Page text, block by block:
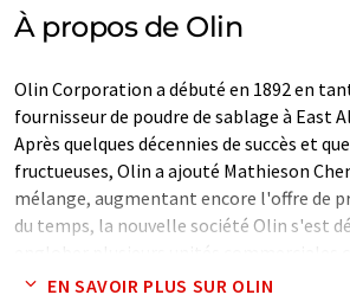
À propos de Olin
Olin Corporation a débuté en 1892 en
fournisseur de poudre de sablage à East
Après quelques décennies de succès et
fructueuses, Olin a ajouté Mathieson
mélange, augmentant encore l'offre de
du temps, la nouvelle société Olin s'est
dont Olin Chlor Alkali Products & Vinyls et
EN SAVOIR PLUS SUR OLIN